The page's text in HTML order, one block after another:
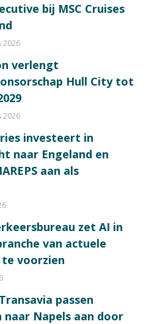
bij MSC Cruises
2026
verlengt
Hull City tot
2026
investeert in
naar Engeland en
aan als
zet AI in
van actuele
voorzien
passen
naar Napels aan door